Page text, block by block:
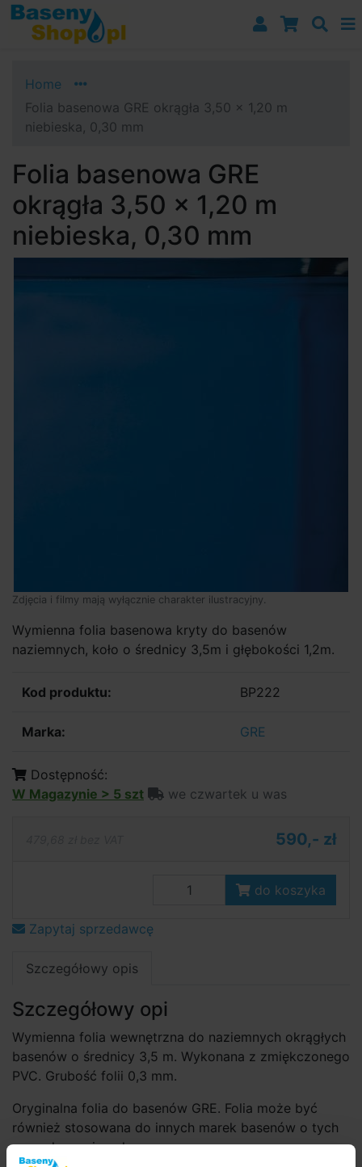
Przejdź do nawigacji
Przejdź do treści
Przejdź do paska bocznego
Home
Folia basenowa GRE okrągła 3,50 x 1,20 m
niebieska, 0,30 mm
Folia basenowa GRE
okrągła 3,50 x 1,20 m
niebieska, 0,30 mm
Zdjęcia i filmy mają wyłącznie charakter ilustracyjny.
Wymienna folia basenowa kryty do basenów
naziemnych, koło o średnicy 3,5m i głębokości 1,2m.
Kod produktu: BP222
Marka: GRE
Dostępność:
W Magazynie > 5 szt
we czwartek u was
590,- zł
do koszyka
Zapytaj sprzedawcę
Szczegółowy opis
Szczegółowy opi
Wymienna folia wewnętrzna do naziemnych okrągłych
basenów o średnicy 3,5 m. Wykonana z zmiękczonego
PVC. Grubość folii 0,3 mm.
Oryginalna folia do basenów GRE. Folia może być
również stosowana do innych marek basenów o tych
samych wymiarach.